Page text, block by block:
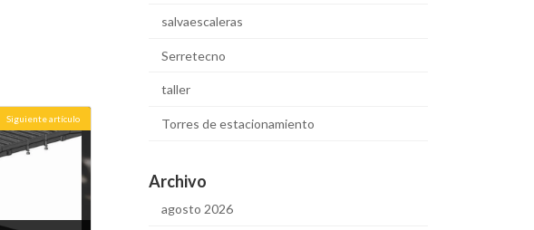
Siguiente artículo
salvaescaleras
Serretecno
taller
Torres de estacionamiento
Archivo
agosto 2026